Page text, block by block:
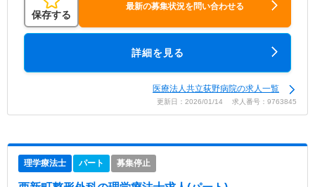
保存する
最新の募集状況を問い合わせる
詳細を見る
医療法人共立荻野病院の求人一覧
更新日：2026/01/14 求人番号：9763845
理学療法士 パート 募集停止